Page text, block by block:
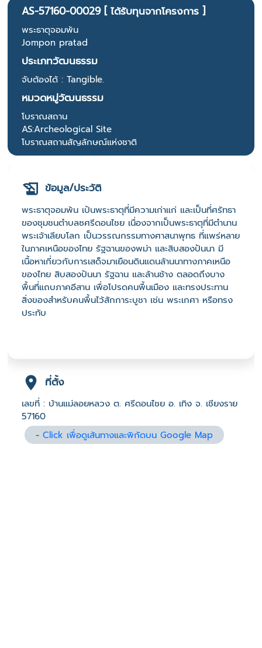
AS-57160-00029 [ ได้รับทุนจากโครงการ ]
พระธาตุจอมพ้น
Jompon pratad
ประเภทวัฒนธรรม
จับต้องได้ : Tangible.
หมวดหมู่วัฒนธรรม
โบราณสถาน
AS:Archeological Site
โบราณสถานสัญลักษณ์แห่งชาติ
ข้อมูล/ประวัติ
พระธาตุจอมพ้น เป้นพระธาตุที่มีความเก่าแก่ และเป็นที่ศรัทธา
ของชุมชนตำบลซศรีดอนไชย เนื่องจากเป็นพระธาตุที่มีตำนาน
พระเจ้าเลียบโลก เป็นวรรณกรรมทางศาสนาพุทธ ที่แพร่หลาย
ในภาคเหนือของไทย รัฐฉานของพม่า และสิบสองปันนา มี
เนื้อหาเกี่ยวกับการเสด็จมาเยือนดินแดนล้านนาทางภาคเหนือ
ของไทย สิบสองปันนา รัฐฉาน และล้านช้าง ตลอดถึงบาง
พื้นที่แถบภาคอีสาน เพื่อโปรดคนพื้นเมือง และทรงประทาน
สิ่งของสำหรับคนพื้นไว้สักการะบูชา เช่น พระเกศา หรือทรง
ประทับ
ที่ตั้ง
เลขที่ : บ้านแม่ลอยหลวง ต. ศรีดอนไชย อ. เทิง จ. เชียงราย
57160
-Click เพื่อดูเส้นทางและพิกัดบน Google Map